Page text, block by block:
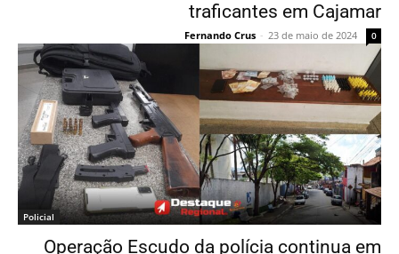
traficantes em Cajamar
Fernando Crus - 23 de maio de 2024 0
Policial
Operação Escudo da polícia continua em